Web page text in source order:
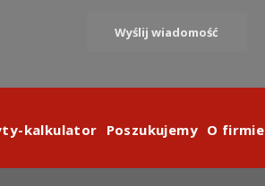
kalkulator Poszukujemy O firmie